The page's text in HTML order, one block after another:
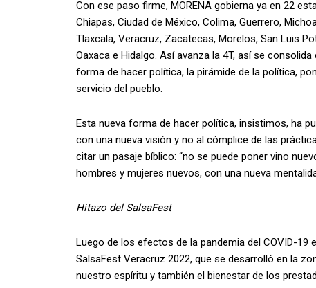
Con ese paso firme, MORENA gobierna ya en 22
Chiapas, Ciudad de México, Colima, Guerrero,
Tlaxcala, Veracruz, Zacatecas, Morelos, San Luis
Oaxaca e Hidalgo. Así avanza la 4T, así se
forma de hacer política, la pirámide de la política,
servicio del pueblo.
Esta nueva forma de hacer política, insistimos, ha
con una nueva visión y no al cómplice de las
citar un pasaje bíblico: “no se puede poner vino
hombres y mujeres nuevos, con una nueva
Hitazo del SalsaFest
Luego de los efectos de la pandemia del COVID-
SalsaFest Veracruz 2022, que se desarrolló en la
nuestro espíritu y también el bienestar de los